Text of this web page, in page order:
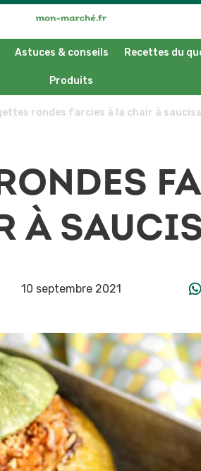
Astuces & conseils Recettes du
Produits
rondes farcies à la chair à
À
10 septembre 2021